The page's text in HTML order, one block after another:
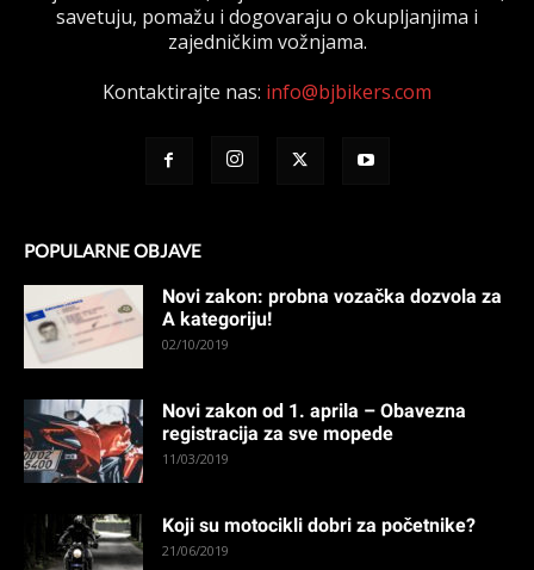
savetuju, pomažu i dogovaraju o okupljanjima i
zajedničkim vožnjama.
Kontaktirajte nas: info@bjbikers.com
POPULARNE OBJAVE
Novi zakon: probna vozačka dozvola za
A kategoriju!
02/10/2019
Novi zakon od 1. aprila – Obavezna
registracija za sve mopede
11/03/2019
Koji su motocikli dobri za početnike?
21/06/2019